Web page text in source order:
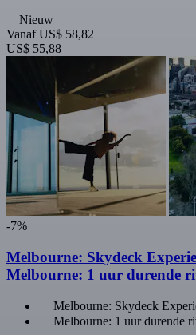
Nieuw
Vanaf US$ 58,82
US$ 55,88
-7%
Melbourne: Skydeck
Melbourne: 1 uur durende
Melbourne: Skydeck
Melbourne: 1 uur durende